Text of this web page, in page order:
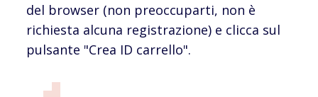
del browser (non preoccuparti, non è
richiesta alcuna registrazione) e clicca sul
pulsante "Crea ID carrello".